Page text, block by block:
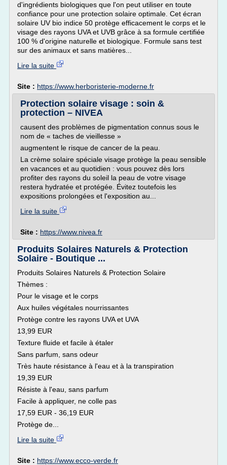
d'ingrédients biologiques que l'on peut utiliser en toute
confiance pour une protection solaire optimale. Cet écran
solaire UV bio indice 50 protège efficacement le corps et le
visage des rayons UVA et UVB grâce à sa formule certifiée
100 % d'origine naturelle et biologique. Formule sans test
sur des animaux et sans matières...
Lire la suite
Site : https://www.herboristerie-moderne.fr
Protection solaire visage : soin &
protection – NIVEA
causent des problèmes de pigmentation connus sous le
nom de « taches de vieillesse »
augmentent le risque de cancer de la peau.
La crème solaire spéciale visage protège la peau sensible
en vacances et au quotidien : vous pouvez dès lors
profiter des rayons du soleil la peau de votre visage
restera hydratée et protégée. Évitez toutefois les
expositions prolongées et l'exposition au...
Lire la suite
Site : https://www.nivea.fr
Produits Solaires Naturels & Protection
Solaire - Boutique ...
Produits Solaires Naturels & Protection Solaire
Thèmes :
Pour le visage et le corps
Aux huiles végétales nourrissantes
Protège contre les rayons UVA et UVA
13,99 EUR
Texture fluide et facile à étaler
Sans parfum, sans odeur
Très haute résistance à l'eau et à la transpiration
19,39 EUR
Résiste à l'eau, sans parfum
Facile à appliquer, ne colle pas
17,59 EUR - 36,19 EUR
Protège de...
Lire la suite
Site : https://www.ecco-verde.fr